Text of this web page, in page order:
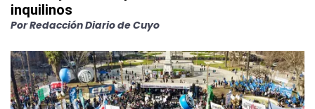
inquilinos
PorRedacción Diario de Cuyo